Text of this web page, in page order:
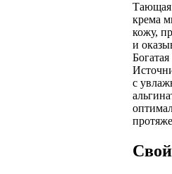
Тающая
крема
кожу,
и
с